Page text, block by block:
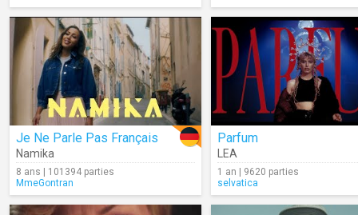
Je Ne Parle Pas Français
Namika
8 ans | 101394 parties
MmeGontran
Parfum
LEA
1 an | 9620 parties
selvatica